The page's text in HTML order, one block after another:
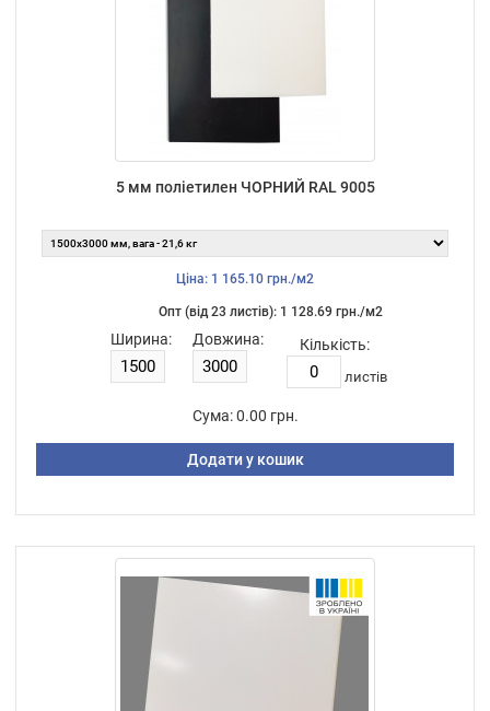
5 мм поліетилен ЧОРНИЙ RAL 9005
Ціна: 1 165.10 грн./м2
Опт (від 23 листiв): 1 128.69 грн./м2
Ширина: Довжина: Кількість:
листiв
Сума: 0.00 грн.
Додати у кошик